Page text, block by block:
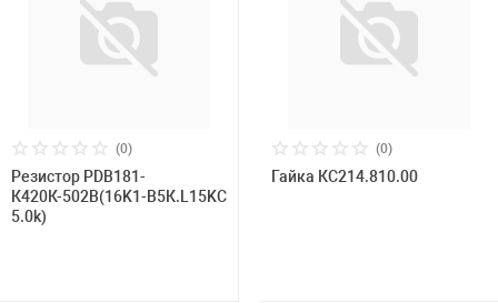
(0)
Резистор PDB181-
К420К-502В(16K1-В5К.L15KC
5.0k)
(0)
Гайка КС214.810.00